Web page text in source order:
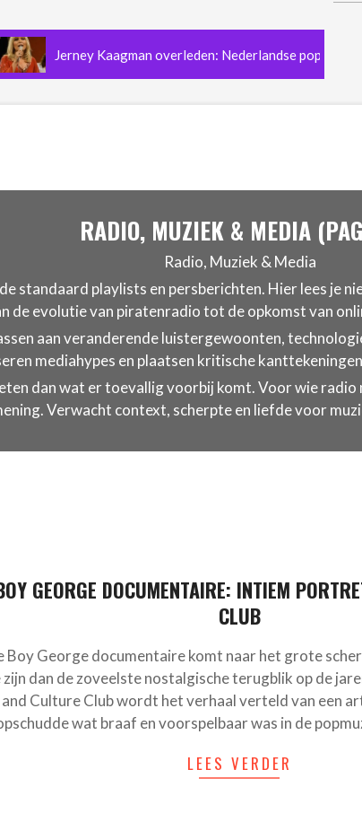
Jerney Kaagman overleden: Nederlandse popmuziek
RADIO, MUZIEK & MEDIA
Radio, Muziek & Media
standaard playlists en persberichten. Hier lees
de evolutie van piratenradio tot de opkomst van
aan veranderende luistergewoonten,
mediahypes en plaatsen kritische
dan wat er toevallig voorbij komt. Voor wie
Verwacht context, scherpte en liefde voor
GEORGE DOCUMENTAIRE: INTIEM
CLUB
Boy George documentaire komt naar het grote
dan de zoveelste nostalgische terugblik op de
and Culture Club wordt het verhaal verteld van een
wat braaf en voorspelbaar was in de
LEES VERDER